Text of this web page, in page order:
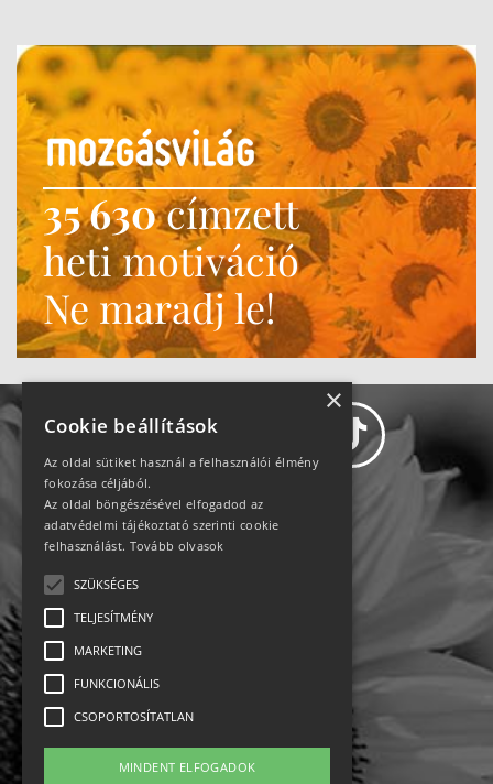
35 630címzett
heti motiváció
Ne maradj le!
Adatvédelem
Impresszum-kapcsolat
English
×
Cookie beállítások
Az oldal sütiket használ a felhasználói élmény
fokozása céljából.
Az oldal böngészésével elfogadod az
adatvédelmi tájékoztató szerinti cookie
felhasználást. Tovább olvasok
SZÜKSÉGES
TELJESÍTMÉNY
MARKETING
FUNKCIONÁLIS
CSOPORTOSÍTATLAN
MINDENT ELFOGADOK